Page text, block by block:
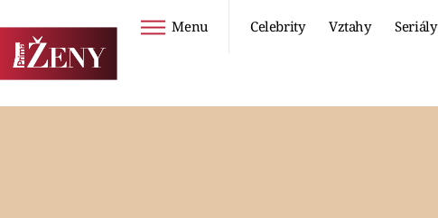
Menu Celebrity Vztahy Seriály